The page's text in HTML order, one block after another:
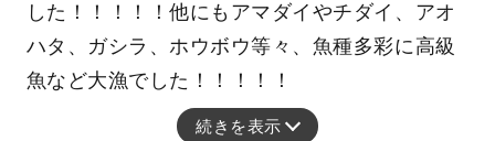
した！！！！！他にもアマダイやチダイ、アオ
ハタ、ガシラ、ホウボウ等々、魚種多彩に高級
魚など大漁でした！！！！！
続きを表示